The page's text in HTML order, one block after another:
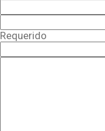
Requerido